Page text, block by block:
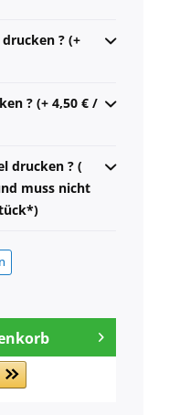
? (+
? (+ 4,50 € /
drucken ? (
muss nicht